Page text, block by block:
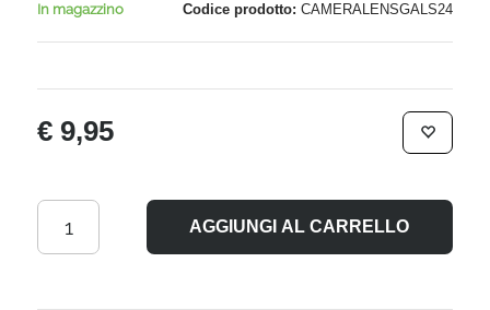
In magazzino Codice prodotto: CAMERALENSGALS24
€ 9,95
AGGIUNGI AL CARRELLO